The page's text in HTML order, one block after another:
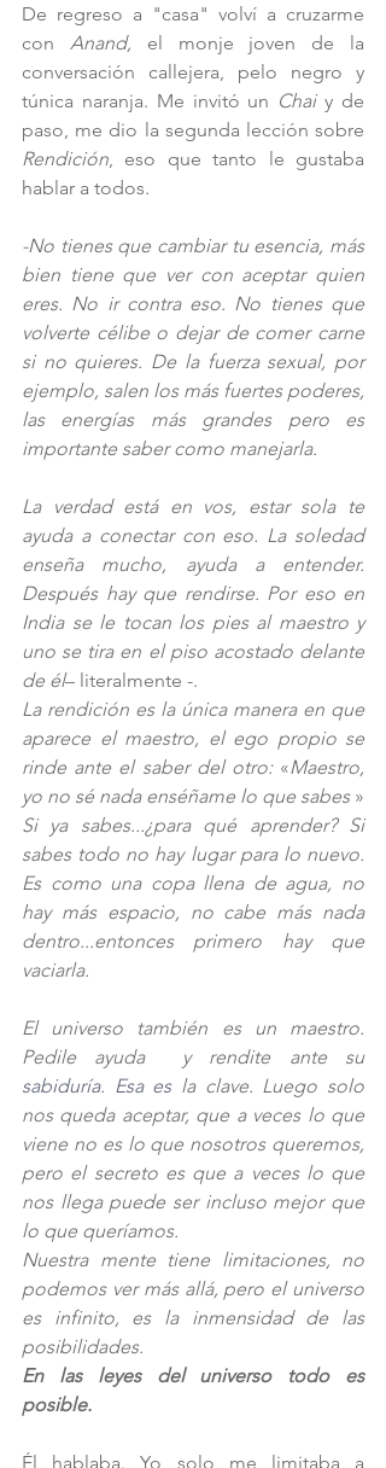
De regreso a "casa" volví a cruzarme
con Anand, el monje joven de la
conversación callejera, pelo negro y
túnica naranja. Me invitó un Chai y de
Rendición , eso que tanto le gustaba
hablar a todos.
-No tienes que cambiar tu esencia, más
bien tiene que ver con aceptar quien
eres. No ir contra eso. No tienes que
volverte célibe o dejar de comer carne
si no quieres. De la fuerza sexual, por
ejemplo, salen los más fuertes poderes,
las energías más grandes pero es
importante saber como manejarla.
La verdad está en vos, estar sola te
ayuda a conectar con eso. La soledad
enseña mucho, ayuda a entender.
Después hay que rendirse. Por eso en
India se le tocan los pies al maestro y
uno se tira en el piso acostado delante
de él– literalmente -.
La rendición es la única manera en que
aparece el maestro, el ego propio se
rinde ante el saber del otro: «Maestro,
yo no sé nada enséñame lo que sabes »
Si ya sabes...¿para qué aprender? Si
sabes todo no hay lugar para lo nuevo.
Es como una copa llena de agua, no
hay más espacio, no cabe más nada
dentro...entonces primero hay que
vaciarla.
El universo también es un maestro.
Pedile ayuda  y rendite ante su
sabiduría. Esa es la clave. Luego solo
nos queda aceptar, que a veces lo que
viene no es lo que nosotros queremos,
pero el secreto es que a veces lo que
nos llega puede ser incluso mejor que
lo que queríamos.
Nuestra mente tiene limitaciones, no
podemos ver más allá, pero el universo
es infinito, es la inmensidad de las
posibilidades.
En las leyes del universo todo es
posible.
Él hablaba. Yo solo me limitaba a